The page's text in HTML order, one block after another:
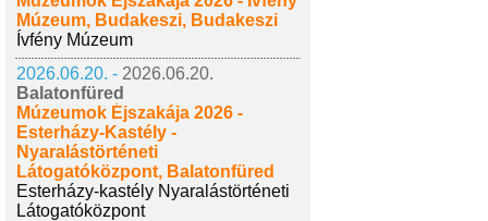
Múzeum, Budakeszi, Budakeszi
Ívfény Múzeum
2026.06.20. - 2026.06.20.
Balatonfüred
Múzeumok Éjszakája 2026 -
Esterházy-Kastély -
Nyaralástörténeti
Látogatóközpont, Balatonfüred
Esterházy-kastély Nyaralástörténeti
Látogatóközpont